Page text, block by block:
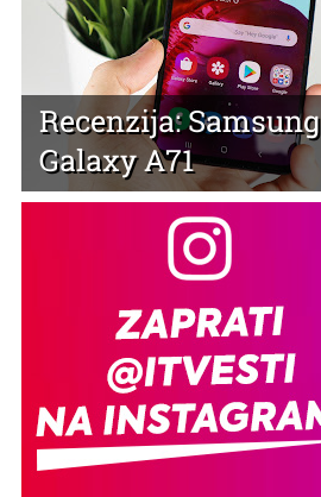
Recenzija: Samsung
Galaxy A71